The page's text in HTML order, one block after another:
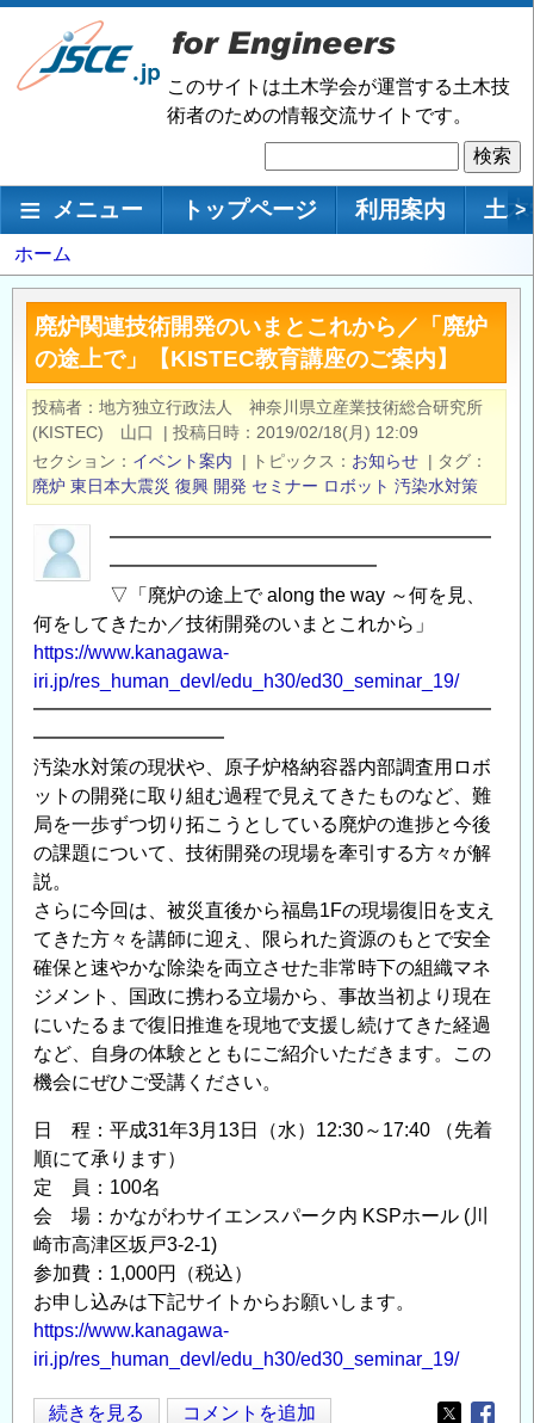
メ
ン
移
このサイトは土木学会が運営する土木技
術者のための情報交流サイトです。
索
メインナビゲーション
メニュー トップページ 利用案内 土 >
パ
ン
ず
ホーム
廃炉関連技術開発のいまとこれから／「廃炉
の途上で」【KISTEC教育講座のご案内】
投稿者
地方独立行政法人 神奈川県立産業技術総合研究所
(KISTEC) 山口
| 投稿日時
2019/02/18(月) 12:09
セクション
イベント案内 | トピックス お知らせ | タグ
廃炉 東日本大震災 復興 開発 セミナー ロボット 汚染水対策
━━━━━━━━━━━━━━━━━━━━
━━━━━━━━━━━━━━
▽「廃炉の途上で along the way ～何を見、
何をしてきたか／技術開発のいまとこれから」
https://www.kanagawa-
iri.jp/res_human_devl/edu_h30/ed30_seminar_19/
━━━━━━━━━━━━━━━━━━━━━━━━
━━━━━━━━━━
汚染水対策の現状や、原子炉格納容器内部調査用ロボ
ットの開発に取り組む過程で見えてきたものなど、難
局を一歩ずつ切り拓こうとしている廃炉の進捗と今後
の課題について、技術開発の現場を牽引する方々が解
説。
さらに今回は、被災直後から福島1Fの現場復旧を支え
てきた方々を講師に迎え、限られた資源のもとで安全
確保と速やかな除染を両立させた非常時下の組織マネ
ジメント、国政に携わる立場から、事故当初より現在
にいたるまで復旧推進を現地で支援し続けてきた経過
など、自身の体験とともにご紹介いただきます。この
機会にぜひご受講ください。
日 程：平成31年3月13日（水）12:30～17:40 （先着
順にて承ります）
定 員：100名
会 場：かながわサイエンスパーク内 KSPホール (川
崎市高津区坂戸3-2-1)
参加費：1,000円（税込）
お申し込みは下記サイトからお願いします。
https://www.kanagawa-
iri.jp/res_human_devl/edu_h30/ed30_seminar_19/
廃
続きを見る コメントを追加